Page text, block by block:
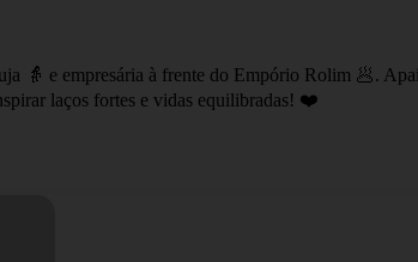
👵 e empresária à frente do Empório Rolim 🥟.
laços fortes e vidas equilibradas! ❤️